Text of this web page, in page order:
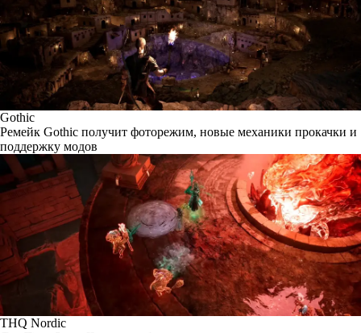
Gothic
Ремейк Gothic получит фоторежим, новые механики прокачки и
поддержку модов
THQ Nordic